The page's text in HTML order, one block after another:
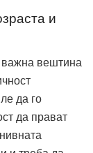
и
важна вештина
да го
да прават